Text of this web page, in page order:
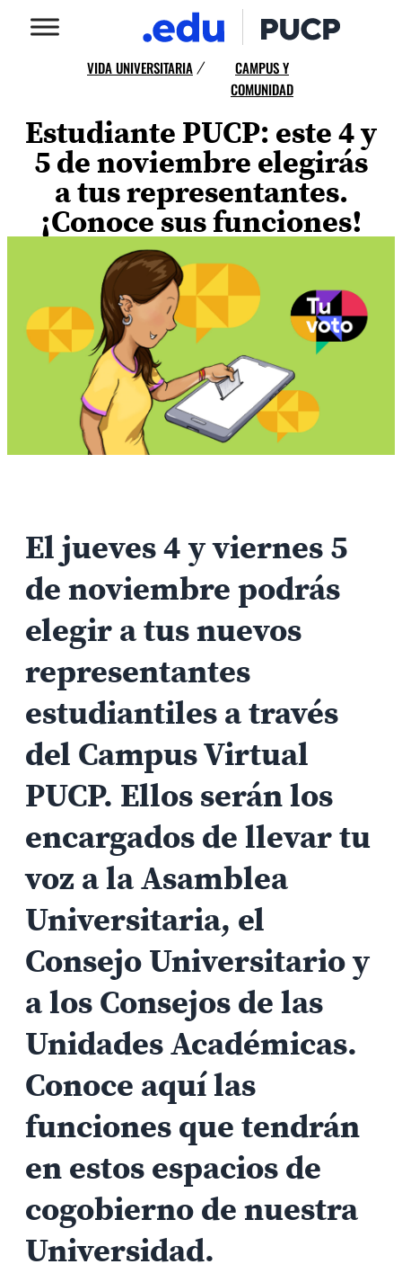
VIDA UNIVERSITARIA /
CAMPUS Y
COMUNIDAD
Estudiante PUCP: este 4 y
5 de noviembre elegirás
a tus representantes.
¡Conoce sus funciones!
El jueves 4 y viernes 5
de noviembre podrás
elegir a tus nuevos
representantes
estudiantiles a través
del Campus Virtual
PUCP. Ellos serán los
encargados de llevar tu
voz a la Asamblea
Universitaria, el
Consejo Universitario y
a los Consejos de las
Unidades Académicas.
Conoce aquí las
funciones que tendrán
en estos espacios de
cogobierno de nuestra
Universidad.